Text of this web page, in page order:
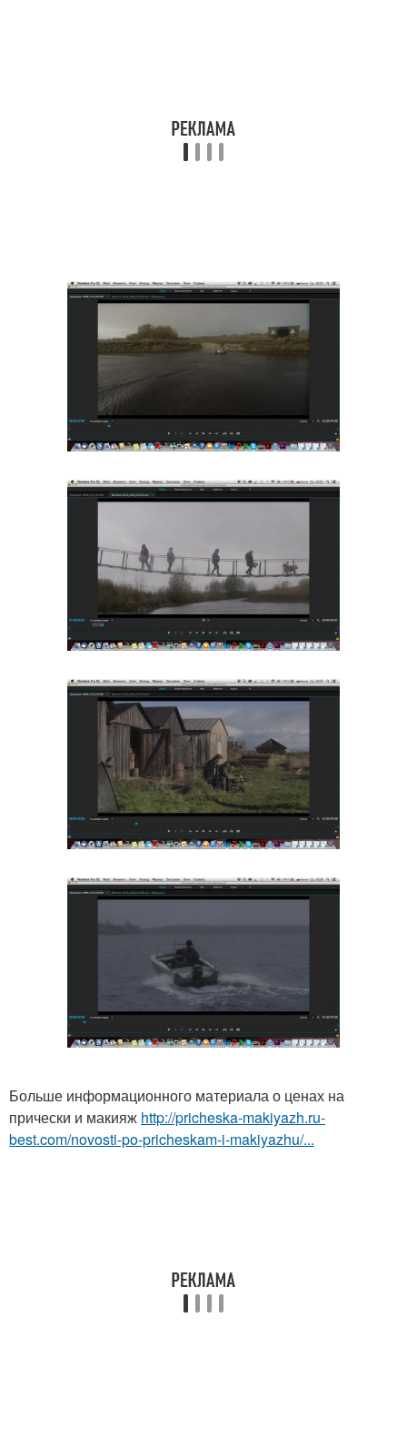
Больше информационного материала о ценах на
прически и макияж http://pricheska-makiyazh.ru-
best.com/novosti-po-pricheskam-i-makiyazhu/...